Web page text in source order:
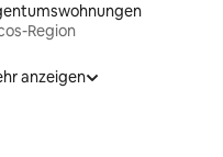
Region
anzeigen